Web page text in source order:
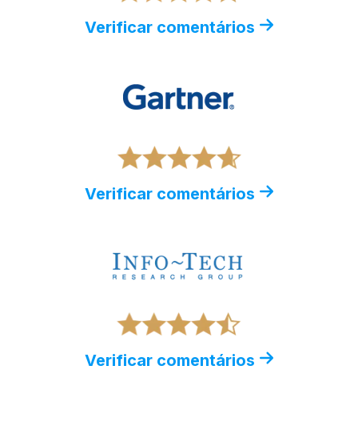
Verificar comentários
Verificar comentários
Verificar comentários